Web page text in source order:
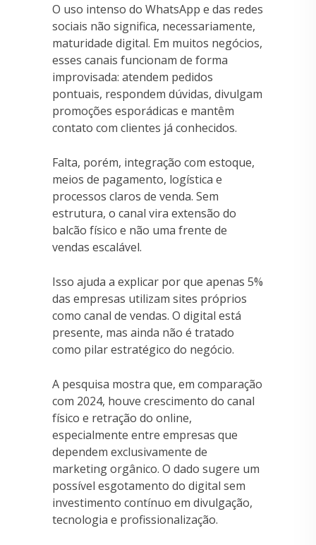
O uso intenso do WhatsApp e das redes
sociais não significa, necessariamente,
maturidade digital. Em muitos negócios,
esses canais funcionam de forma
improvisada: atendem pedidos
pontuais, respondem dúvidas, divulgam
promoções esporádicas e mantêm
contato com clientes já conhecidos.
Falta, porém, integração com estoque,
meios de pagamento, logística e
processos claros de venda. Sem
estrutura, o canal vira extensão do
balcão físico e não uma frente de
vendas escalável.
Isso ajuda a explicar por que apenas 5%
das empresas utilizam sites próprios
como canal de vendas. O digital está
presente, mas ainda não é tratado
como pilar estratégico do negócio.
A pesquisa mostra que, em comparação
com 2024, houve crescimento do canal
físico e retração do online,
especialmente entre empresas que
dependem exclusivamente de
marketing orgânico. O dado sugere um
possível esgotamento do digital sem
investimento contínuo em divulgação,
tecnologia e profissionalização.